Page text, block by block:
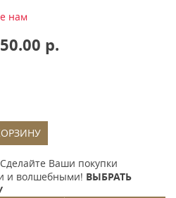
нам
р.
Ваши покупки
и волшебными! ВЫБРАТЬ